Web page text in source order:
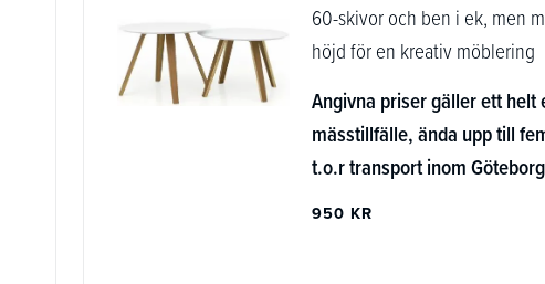
60-skivor och ben i ek, men
höjd för en kreativ möblering
Angivna priser gäller ett
mässtillfälle, ända upp till
t.o.r transport inom
950 KR